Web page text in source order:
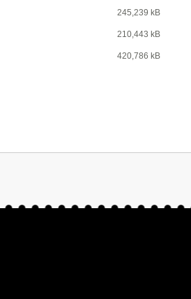
245,239 kB
210,443 kB
420,786 kB